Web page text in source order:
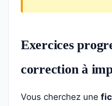
Exercices
correction à
Vous cherchez une